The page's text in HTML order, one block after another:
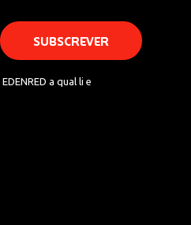
EDENRED a qual li e